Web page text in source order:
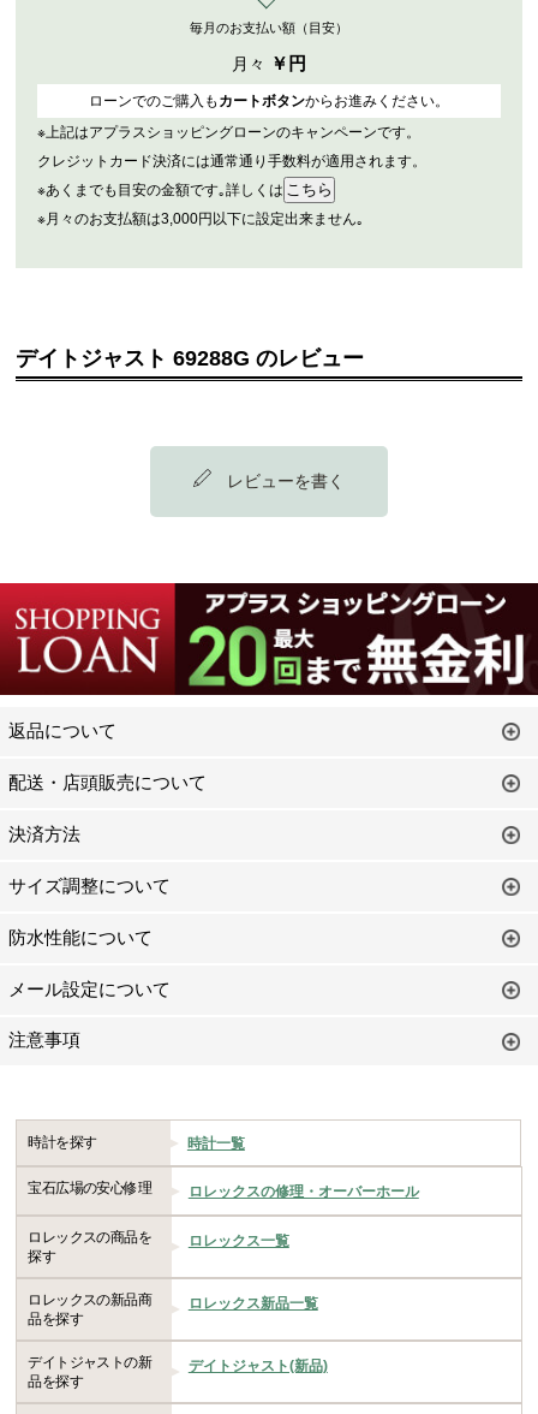
毎月のお支払い額（目安）
月々 ￥ 円
ローンでのご購入も カートボタンからお進みください。
※上記はアプラスショッピングローンのキャンペーンです。
クレジットカード決済には通常通り手数料が適用されます。
※あくまでも目安の金額です｡詳しくは
※月々のお支払額は3,000円以下に設定出来ません｡
デイトジャスト 69288G のレビュー
レビューを書く
返品について
配送・店頭販売について
決済方法
サイズ調整について
防水性能について
メール設定について
注意事項
時計を探す 時計一覧
宝石広場の安心修理 ロレックスの修理・オーバーホール
ロレックスの商品を
探す
ロレックス一覧
ロレックスの新品商
品を探す
ロレックス新品一覧
デイトジャストの新
品を探す
デイトジャスト(新品)